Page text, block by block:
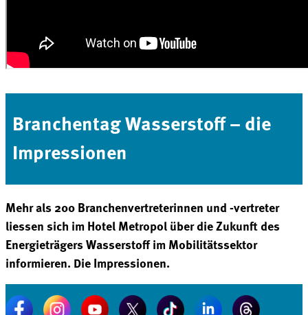
Branchentag Wasserstoff – die
Impressionen
Mehr als 200 Branchenvertreterinnen und -vertreter
liessen sich im Hotel Metropol über die Zukunft des
Energieträgers Wasserstoff im Mobilitätssektor
informieren. Die Impressionen.